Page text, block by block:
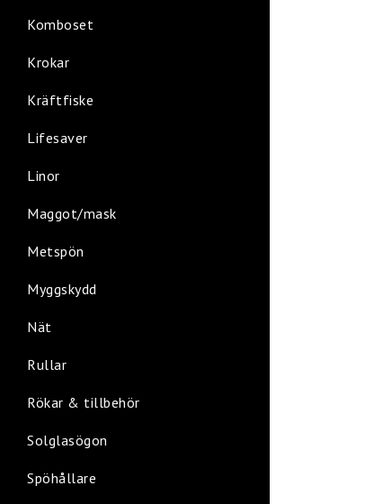
Komboset
Krokar
Kräftfiske
Lifesaver
Linor
Maggot/mask
Metspön
Myggskydd
Nät
Rullar
Rökar & tillbehör
Solglasögon
Spöhållare